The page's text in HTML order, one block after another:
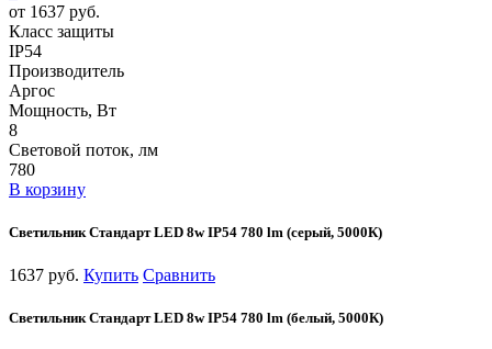
от 1637 руб.
Класс защиты
IP54
Производитель
Аргос
Мощность, Вт
8
Световой поток, лм
780
В корзину
Cветильник Стандарт LED 8w IP54 780 lm (серый, 5000К)
1637 руб. Купить Сравнить
Cветильник Стандарт LED 8w IP54 780 lm (белый, 5000К)